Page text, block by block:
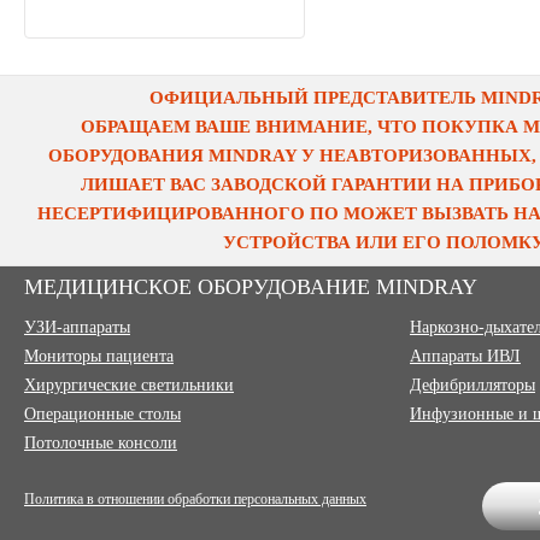
ОФИЦИАЛЬНЫЙ ПРЕДСТАВИТЕЛЬ
ОБРАЩАЕМ ВАШЕ ВНИМАНИЕ, ЧТО ПОКУПКА
ОБОРУДОВАНИЯ MINDRAY У
ЛИШАЕТ ВАС ЗАВОДСКОЙ ГАРАНТИИ НА
НЕСЕРТИФИЦИРОВАННОГО ПО МОЖЕТ ВЫЗВАТЬ
УСТРОЙСТВА ИЛИ ЕГО
МЕДИЦИНСКОЕ ОБОРУДОВАНИЕ MINDRAY
УЗИ-аппараты
Мониторы пациента
Хирургические светильники
Операционные столы
Потолочные консоли
Наркозно-
Аппараты ИВЛ
Дефибрилляторы
Инфузионные и
Политика в отношении обработки персональных данных